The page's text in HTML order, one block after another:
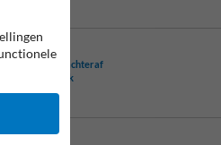
Betaling achteraf
is mogelijk